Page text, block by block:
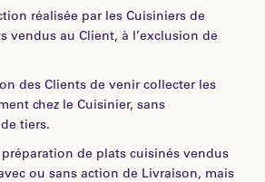
réalisée par les Cuisiniers de
vendus au Client, à l’exclusion de
des Clients de venir collecter les
chez le Cuisinier, sans
tiers.
préparation de plats cuisinés vendus
ou sans action de Livraison, mais